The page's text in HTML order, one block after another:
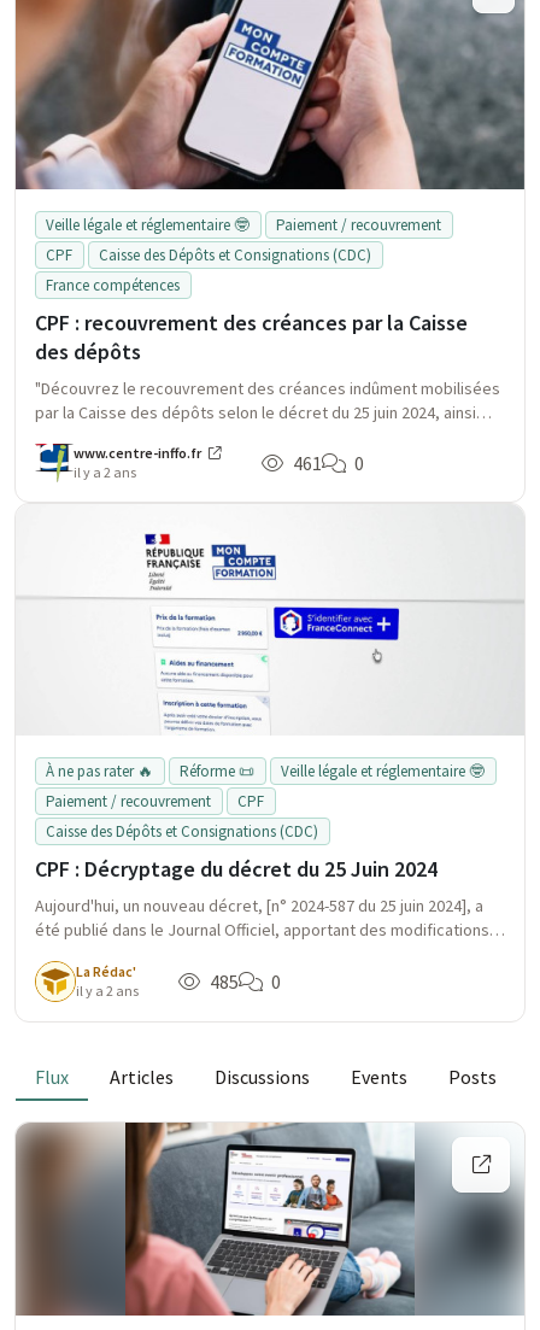
Veille légale et réglementaire 🤓
Paiement / recouvrement
CPF
Caisse des Dépôts et Consignations (CDC)
France compétences
CPF : recouvrement des créances par la Caisse
des dépôts
"Découvrez le recouvrement des créances indûment mobilisées
par la Caisse des dépôts selon le décret du 25 juin 2024, ainsi
financement du CPF."
www.centre-inffo.fr
il y a 2 ans
461 0
À ne pas rater 🔥 Réforme 📜
Veille légale et réglementaire 🤓
Paiement / recouvrement
CPF
Caisse des Dépôts et Consignations (CDC)
CPF : Décryptage du décret du 25 Juin 2024
Aujourd'hui, un nouveau décret, [n° 2024-587 du 25 juin 2024], a
été publié dans le Journal Officiel, apportant des modifications
créances du Compte Personnel de Formation (CPF).
La Rédac'
il y a 2 ans
485 0
Flux Articles Discussions Events Posts